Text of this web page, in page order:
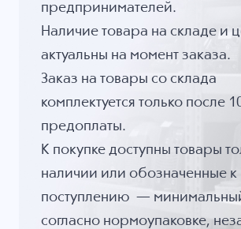
предпринимателей.
Наличие товара на складе и
актуальны на момент заказа.
Заказ на товары со склада
комплектуется только после
предоплаты.
К покупке доступны товары
наличии или обозначенные к
поступлению —
согласно нормоупаковке,